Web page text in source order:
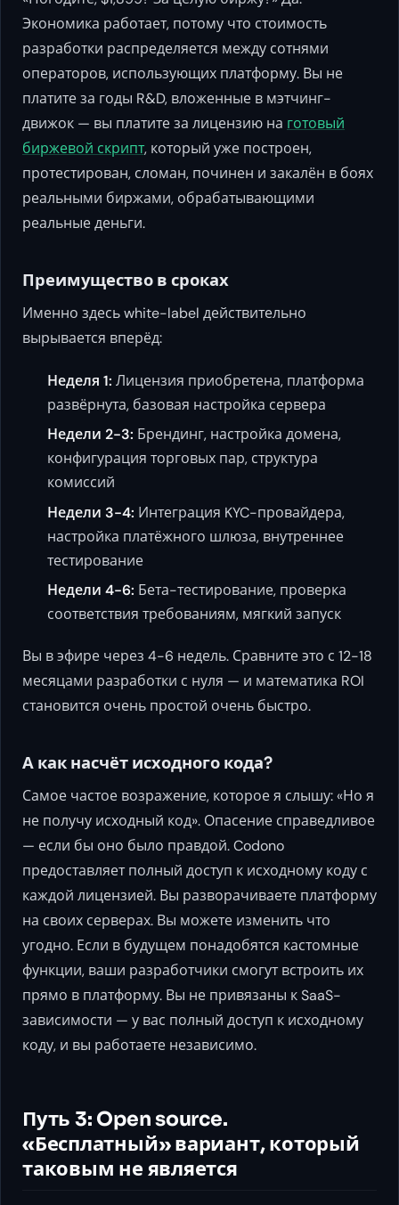
Экономика работает, потому что стоимость
разработки распределяется между сотнями
операторов, использующих платформу. Вы не
платите за годы R&D, вложенные в мэтчинг-
движок — вы платите за лицензию на готовый
биржевой скрипт, который уже построен,
протестирован, сломан, починен и закалён в боях
реальными биржами, обрабатывающими
реальные деньги.
Преимущество в сроках
Именно здесь white-label действительно
вырывается вперёд:
Неделя 1: Лицензия приобретена, платформа
развёрнута, базовая настройка сервера
Недели 2-3: Брендинг, настройка домена,
конфигурация торговых пар, структура
комиссий
Недели 3-4: Интеграция KYC-провайдера,
настройка платёжного шлюза, внутреннее
тестирование
Недели 4-6: Бета-тестирование, проверка
соответствия требованиям, мягкий запуск
Вы в эфире через 4-6 недель. Сравните это с 12-18
месяцами разработки с нуля — и математика ROI
становится очень простой очень быстро.
А как насчёт исходного кода?
Самое частое возражение, которое я слышу: «Но я
не получу исходный код». Опасение справедливое
— если бы оно было правдой. Codono
предоставляет полный доступ к исходному коду с
каждой лицензией. Вы разворачиваете платформу
на своих серверах. Вы можете изменить что
угодно. Если в будущем понадобятся кастомные
функции, ваши разработчики смогут встроить их
прямо в платформу. Вы не привязаны к SaaS-
зависимости — у вас полный доступ к исходному
коду, и вы работаете независимо.
Путь 3: Open source.
«Бесплатный» вариант, который
таковым не является